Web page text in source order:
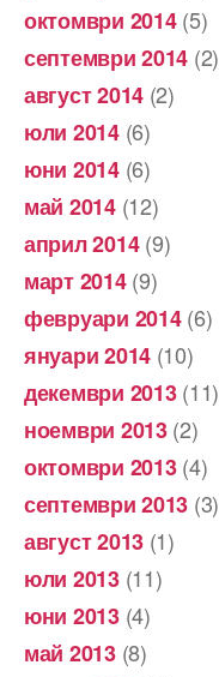
октомври 2014(5)
септември 2014 (2)
август 2014 (2)
юли 2014(6)
юни 2014(6)
май 2014(12)
април 2014(9)
март 2014(9)
февруари 2014(6)
януари 2014 (10)
декември 2013(11)
ноември 2013(2)
октомври 2013(4)
септември 2013 (3)
август 2013 (1)
юли 2013(11)
юни 2013(4)
май 2013(8)